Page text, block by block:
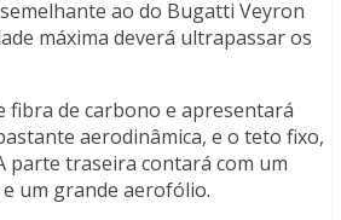
ao do Bugatti Veyron
máxima deverá ultrapassar os
fibra de carbono e apresentará
aerodinâmica, e o teto fixo,
parte traseira contará com um
um grande aerofólio.